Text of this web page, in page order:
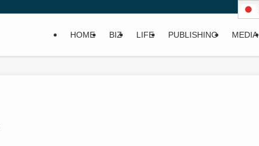
HOME BIZ LIFE PUBLISHING MEDIA